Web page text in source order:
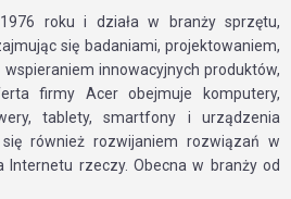
roku i działa w branży sprzętu,
się badaniami, projektowaniem,
innowacyjnych produktów,
firmy Acer obejmuje komputery,
tablety, smartfony i urządzenia
również rozwijaniem rozwiązań w
rzeczy. Obecna w branży od